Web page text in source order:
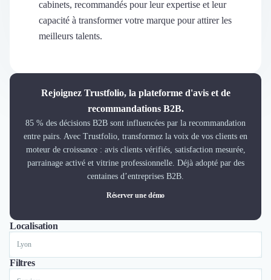
Tarifs
Demander une démo
Formation
Teambuilding
Qualité de Vie au Travail (QVT)
Portage Salarial
Responsabilité Sociétale des Entreprises (RSE)
Marketplace de freelance
cabinets, recommandés pour leur expertise et leur
capacité à transformer votre marque pour attirer les
meilleurs talents.
Rejoignez Trustfolio, la plateforme d'avis et de
recommandations B2B.
85 % des décisions B2B sont influencées par la recommandation
entre pairs. Avec Trustfolio, transformez la voix de vos clients en
moteur de croissance : avis clients vérifiés, satisfaction mesurée,
parrainage activé et vitrine professionnelle. Déjà adopté par des
centaines d’entreprises B2B.
Réserver une démo
Localisation
ToutLyonParis
Filtres